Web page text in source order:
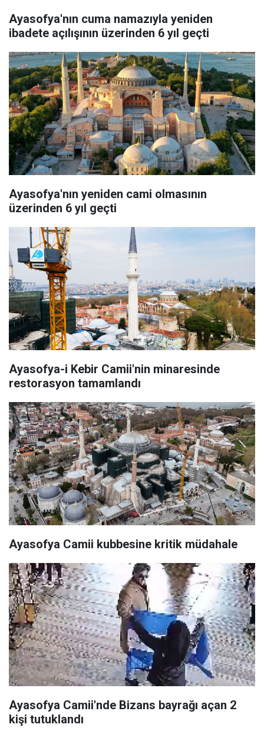
Ayasofya'nın cuma namazıyla yeniden
ibadete açılışının üzerinden 6 yıl geçti
Ayasofya'nın yeniden cami olmasının
üzerinden 6 yıl geçti
Ayasofya-i Kebir Camii'nin minaresinde
restorasyon tamamlandı
Ayasofya Camii kubbesine kritik müdahale
Ayasofya Camii'nde Bizans bayrağı açan 2
kişi tutuklandı